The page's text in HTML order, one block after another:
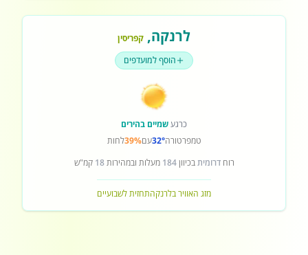
לרנקה, קפריסין
הוסף למועדפים
כרגעשמיים בהירים
טמפרטורה32°עם39%לחות
רוחדרומיתבכיוון184 מעלות ובמהירות18 קמ"ש
מזג האוויר בלרנקהתחזית לשבועיים